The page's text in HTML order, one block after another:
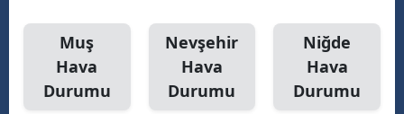
Muş
Hava
Durumu
Nevşehir
Hava
Durumu
Niğde
Hava
Durumu